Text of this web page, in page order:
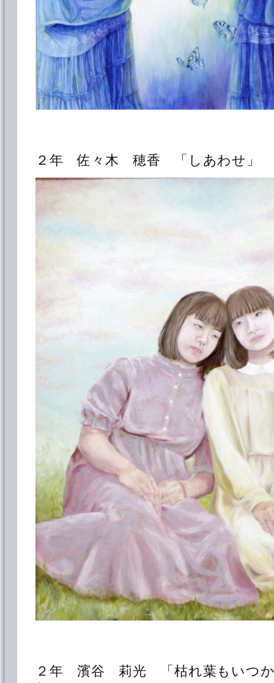
２年 佐々木 穂香 「しあわせ」
２年 濱谷 莉光 「枯れ葉もいつか